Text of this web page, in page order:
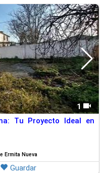
1
Tu Proyecto Ideal en
Ermita Nueva
Guardar